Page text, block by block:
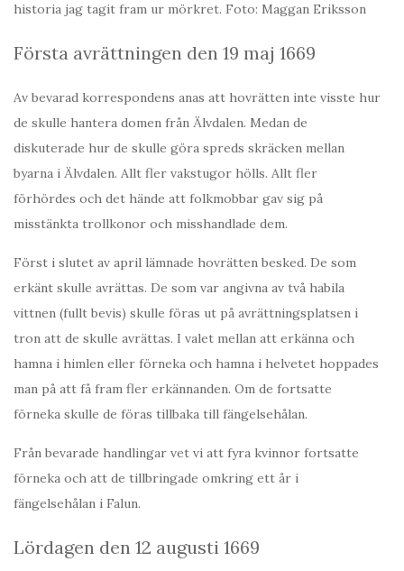
historia jag tagit fram ur mörkret. Foto: Maggan Eriksson
Första avrättningen den 19 maj 1669
Av bevarad korrespondens anas att hovrätten inte visste hur
de skulle hantera domen från Älvdalen. Medan de
diskuterade hur de skulle göra spreds skräcken mellan
byarna i Älvdalen. Allt fler vakstugor hölls. Allt fler
förhördes och det hände att folkmobbar gav sig på
misstänkta trollkonor och misshandlade dem.
Först i slutet av april lämnade hovrätten besked. De som
erkänt skulle avrättas. De som var angivna av två habila
vittnen (fullt bevis) skulle föras ut på avrättningsplatsen i
tron att de skulle avrättas. I valet mellan att erkänna och
hamna i himlen eller förneka och hamna i helvetet hoppades
man på att få fram fler erkännanden. Om de fortsatte
förneka skulle de föras tillbaka till fängelsehålan.
Från bevarade handlingar vet vi att fyra kvinnor fortsatte
förneka och att de tillbringade omkring ett år i
fängelsehålan i Falun.
Lördagen den 12 augusti 1669